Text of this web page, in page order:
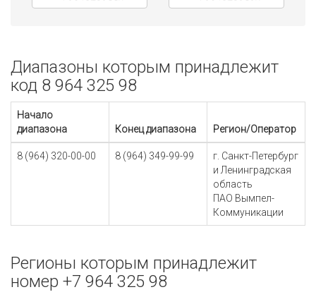
Диапазоны которым принадлежит
код 8 964 325 98
Начало
диапазона
Конец диапазона Регион/Оператор
8 (964) 320-00-00 8 (964) 349-99-99
г. Санкт-Петербург
и Ленинградская
область
ПАО Вымпел-
Коммуникации
Регионы которым принадлежит
номер +7 964 325 98